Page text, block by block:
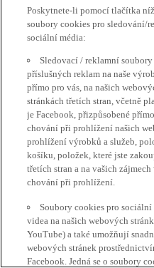
Poskytnete-li pomocí tlačítka
soubory cookies pro sledování/
sociální média:
Sledovací / reklamní
příslušných reklam na naše
přímo pro vás, na našich
stránkách třetích stran, včetně
je Facebook, přizpůsobené
chování při prohlížení našich
prohlížení výrobků a služeb,
košíku, položek, které jste
třetích stran a na vašich
chování při prohlížení.
Soubory cookies pro
videa na našich webových
YouTube) a také umožňují
webových stránek
Facebook. Jedná se o soubory